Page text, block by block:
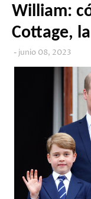
William:
Cottage,
junio 08, 2023